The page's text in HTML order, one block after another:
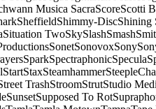
Musica SacraScoreScotti
SheffieldShimmy-DiscShining
Situation TwoSkySlashSmash
SonetSonovoxSony
SparkSpectraphonicSpecula
StartStaxSteamhammer
TrashStroomStrutStudio
SunsetSupposed To Rot